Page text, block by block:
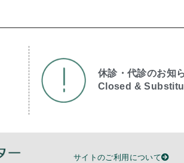
休診・代診のお知
Closed &
サイトのご利用について